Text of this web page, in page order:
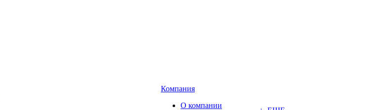
Компания
О компании